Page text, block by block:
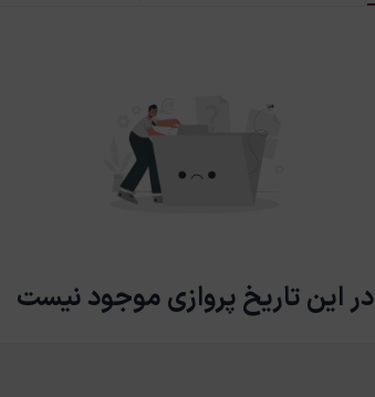
در این تاریخ پروازی موجود نیست